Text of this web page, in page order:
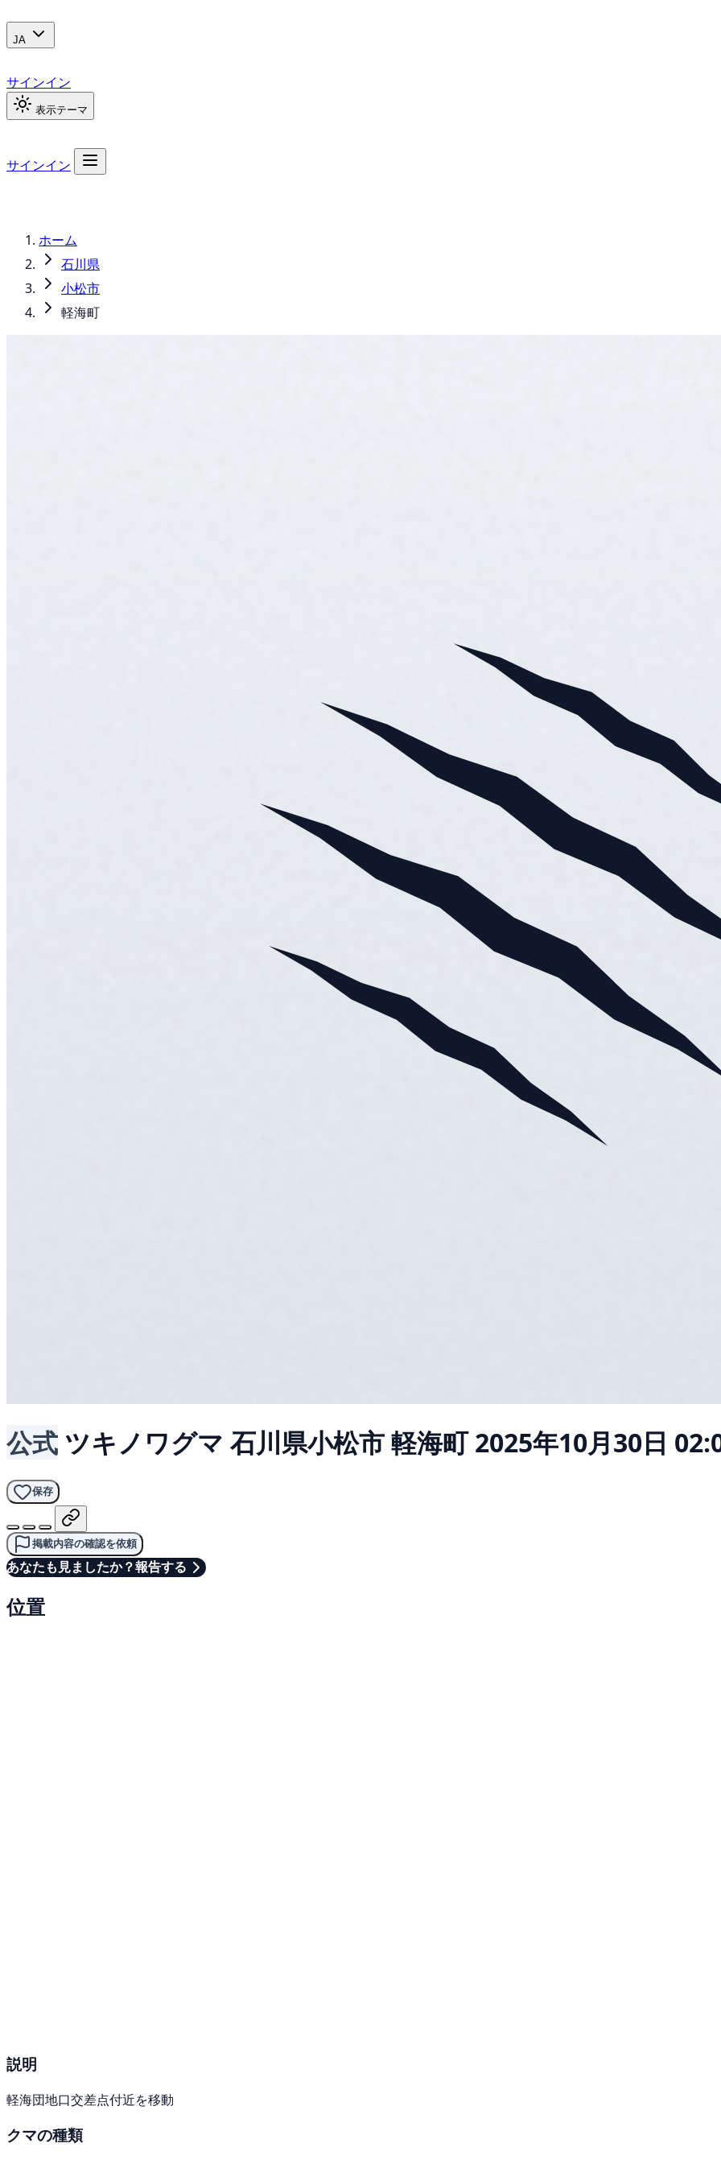
JA
サインイン
表示テーマ
サインイン
ホーム
石川県
小松市
軽海町
公式 ツキノワグマ 石川県小松市 軽海町 2025年10月30日
保存
掲載内容の確認を依頼
あなたも見ましたか？報告する
位置
説明
軽海団地口交差点付近を移動
クマの種類